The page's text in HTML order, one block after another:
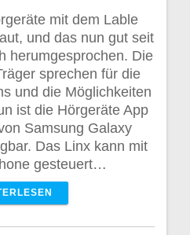
mit dem Lable
und das nun gut seit
herumgesprochen. Die
sprechen für die
und die Möglichkeiten
ist die Hörgeräte App
Samsung Galaxy
Das Linx kann mit
gesteuert…